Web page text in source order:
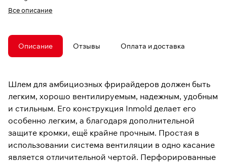
Все описание
Описание Отзывы Оплата и доставка
Шлем для амбициозных фрирайдеров должен быть
легким, хорошо вентилируемым, надежным, удобным
и стильным. Его конструкция Inmold делает его
особенно легким, а благодаря дополнительной
защите кромки, ещё крайне прочным. Простая в
использовании система вентиляции в одно касание
является отличительной чертой. Перфорированные